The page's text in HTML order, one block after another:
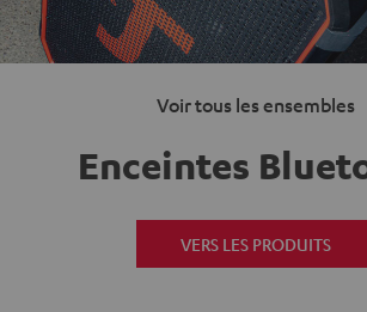
Voir tous les ensembles
Enceintes
VERS LES PRODUITS